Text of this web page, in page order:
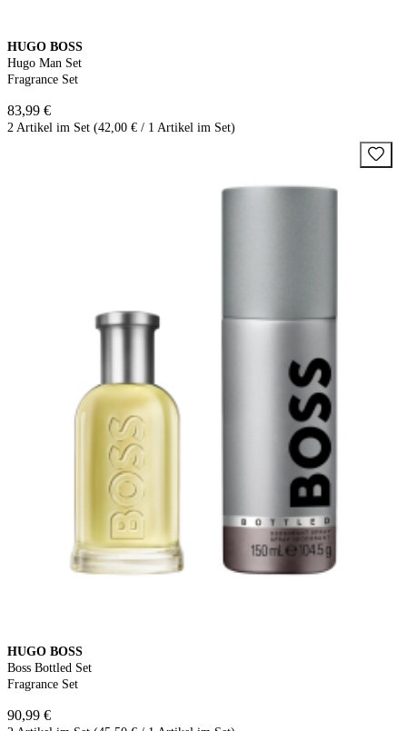
HUGO BOSS
Hugo Man Set
Fragrance Set
83,99 €
2 Artikel im Set (42,00 € / 1 Artikel im Set)
HUGO BOSS
Boss Bottled Set
Fragrance Set
90,99 €